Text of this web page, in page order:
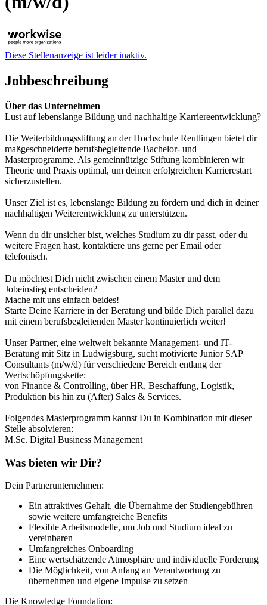
Diese Stellenanzeige ist leider inaktiv.
Jobbeschreibung
Über das Unternehmen
Lust auf lebenslange Bildung und nachhaltige Karriereentwicklung?
Die Weiterbildungsstiftung an der Hochschule Reutlingen bietet dir
maßgeschneiderte berufsbegleitende Bachelor- und
Masterprogramme. Als gemeinnützige Stiftung kombinieren wir
Theorie und Praxis optimal, um deinen erfolgreichen Karrierestart
sicherzustellen.
Unser Ziel ist es, lebenslange Bildung zu fördern und dich in deiner
nachhaltigen Weiterentwicklung zu unterstützen.
Wenn du dir unsicher bist, welches Studium zu dir passt, oder du
weitere Fragen hast, kontaktiere uns gerne per Email oder
telefonisch.
Du möchtest Dich nicht zwischen einem Master und dem
Jobeinstieg entscheiden?
Mache mit uns einfach beides!
Starte Deine Karriere in der Beratung und bilde Dich parallel dazu
mit einem berufsbegleitenden Master kontinuierlich weiter!
Unser Partner, eine weltweit bekannte Management- und IT-
Beratung mit Sitz in Ludwigsburg, sucht motivierte Junior SAP
Consultants (m/w/d) für verschiedene Bereich entlang der
Wertschöpfungskette:
von Finance & Controlling, über HR, Beschaffung, Logistik,
Produktion bis hin zu (After) Sales & Services.
Folgendes Masterprogramm kannst Du in Kombination mit dieser
Stelle absolvieren:
M.Sc. Digital Business Management
Was bieten wir Dir?
Dein Partnerunternehmen:
Ein attraktives Gehalt, die Übernahme der Studiengebühren
sowie weitere umfangreiche Benefits
Flexible Arbeitsmodelle, um Job und Studium ideal zu
vereinbaren
Umfangreiches Onboarding
Eine wertschätzende Atmosphäre und individuelle Förderung
Die Möglichkeit, von Anfang an Verantwortung zu
übernehmen und eigene Impulse zu setzen
Die Knowledge Foundation: